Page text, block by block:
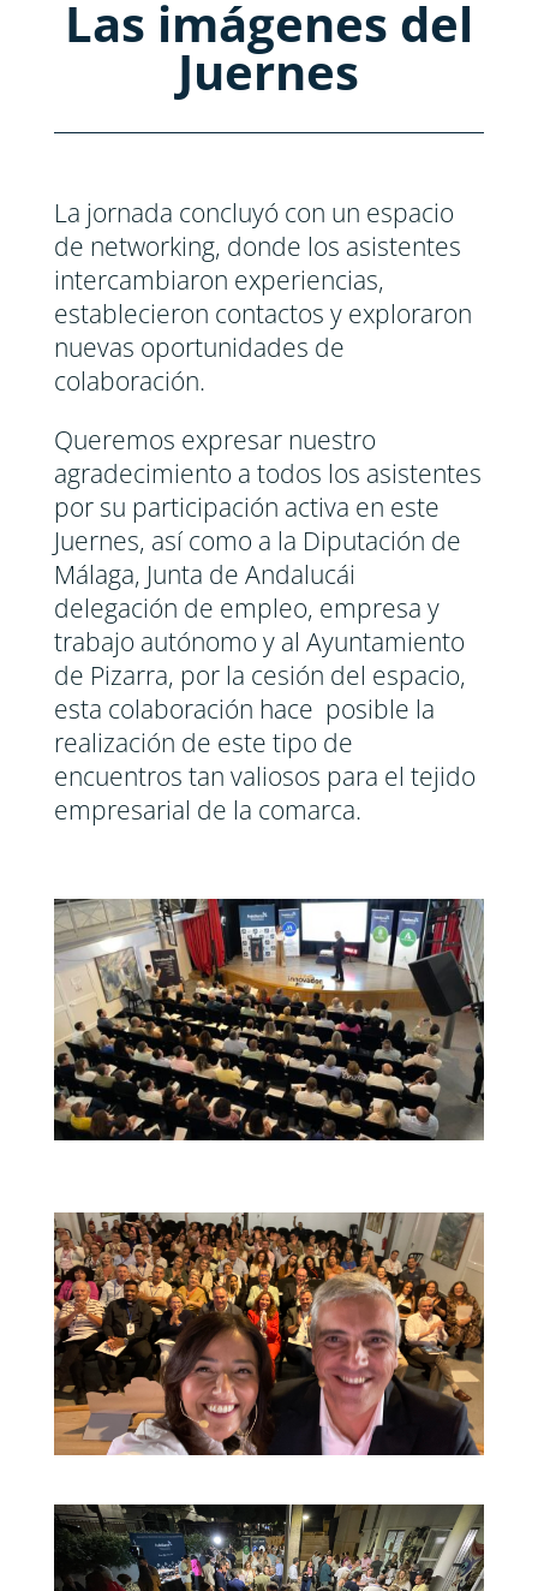
Las imágenes del
Juernes
La jornada concluyó con un espacio
de networking, donde los asistentes
intercambiaron experiencias,
establecieron contactos y exploraron
nuevas oportunidades de
colaboración.
Queremos expresar nuestro
agradecimiento a todos los asistentes
por su participación activa en este
Juernes, así como a la Diputación de
Málaga, Junta de Andalucái
delegación de empleo, empresa y
trabajo autónomo y al Ayuntamiento
de Pizarra, por la cesión del espacio,
esta colaboración hace posible la
realización de este tipo de
encuentros tan valiosos para el tejido
empresarial de la comarca.